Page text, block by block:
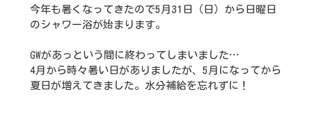
今年も暑くなってきたので5月31日（日）から日曜日
のシャワー浴が始まります。
GWがあっという間に終わってしまいました…
4月から時々暑い日がありましたが、5月になってから
夏日が増えてきました。水分補給を忘れずに！